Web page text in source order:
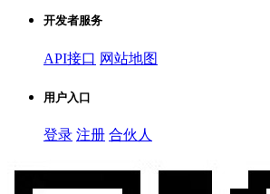
开发者服务
API接口 网站地图
用户入口
登录 注册 合伙人